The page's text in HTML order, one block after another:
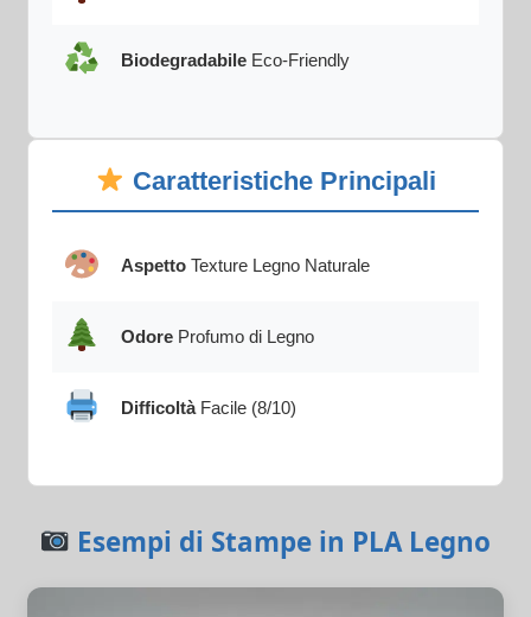
Biodegradabile Eco-Friendly
Caratteristiche Principali
Aspetto Texture Legno Naturale
Odore Profumo di Legno
DifficoltàFacile (8/10)
Esempi di Stampe in PLA Legno